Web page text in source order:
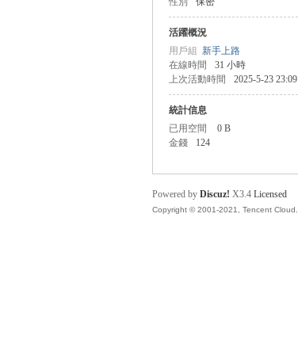
活躍概況
用戶組 新手上路
在線時間
31 小時
上次活動時間
2025-5-23 23:09
統計信息
已用空間
0 B
金錢
124
Powered by Discuz! X3.4 Licensed
Copyright © 2001-2021, Tencent Cloud.